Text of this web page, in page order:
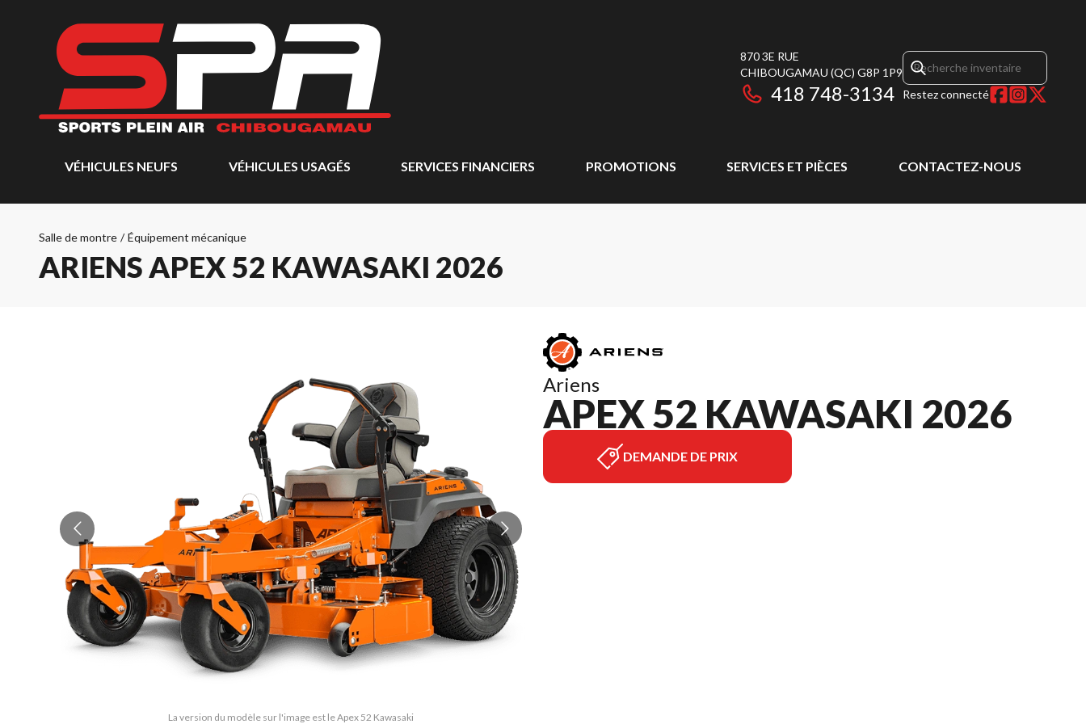
870 3E RUE
CHIBOUGAMAU (QC) G8P 1P9
418 748-3134 Restez connecté
VÉHICULES NEUFS VÉHICULES USAGÉS SERVICES FINANCIERS PROMOTIONS SERVICES ET PIÈCES CONTACTEZ-NOUS
Salle de montre / Équipement mécanique
ARIENS APEX 52 KAWASAKI 2026
La version du modèle sur l'image est le Apex 52 Kawasaki
Ariens
APEX 52 KAWASAKI 2026
DEMANDE DE PRIX